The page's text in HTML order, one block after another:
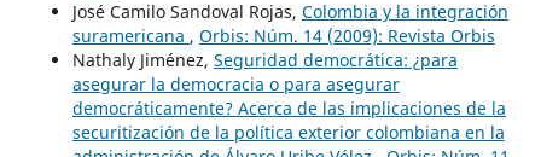
José Camilo Sandoval Rojas, Colombia y la integración
suramericana , Orbis: Núm. 14 (2009): Revista Orbis
Nathaly Jiménez, Seguridad democrática: ¿para
asegurar la democracia o para asegurar
democráticamente? Acerca de las implicaciones de la
securitización de la política exterior colombiana en la